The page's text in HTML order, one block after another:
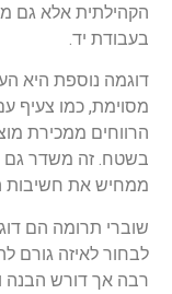
הקהילתית אלא גם
בעבודת יד.
דוגמה נוספת היא
מסוימת, כמו צעיף
הרווחים ממכירת
בשטח. זה משדר גם
ממחיש את חשיבות
שוברי תרומה הם
לבחור לאיזה גורם
רבה אך דורש הבנה